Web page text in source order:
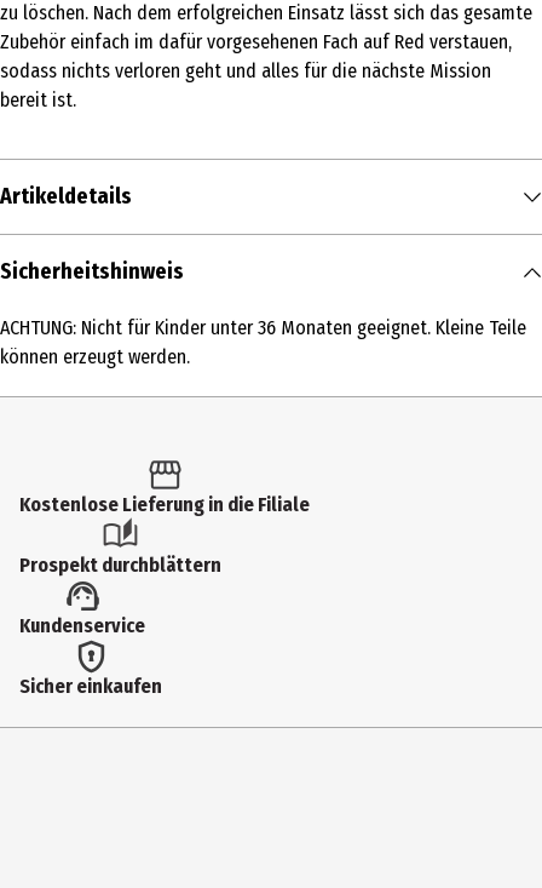
zu löschen. Nach dem erfolgreichen Einsatz lässt sich das gesamte
Zubehör einfach im dafür vorgesehenen Fach auf Red verstauen,
sodass nichts verloren geht und alles für die nächste Mission
bereit ist.
Artikeldetails
Inhalt
Produkttyp
Artikelnummer des Herstellers
Hersteller
Mattel Europa B.V.
Herstelleradresse
Sicherheitshinweis
ACHTUNG: Nicht für Kinder unter 36 Monaten geeignet. Kleine Teile
können erzeugt werden.
Kostenlose Lieferung in die Filiale
Prospekt durchblättern
Kundenservice
Sicher einkaufen